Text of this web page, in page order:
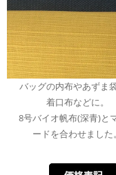
バッグの内布やあずま
着口布などに。
8号バイオ帆布(深青)と
ードを合わせました。